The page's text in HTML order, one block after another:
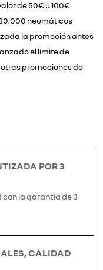
de 50€ u 100€
neumáticos
la promoción antes
el límite de
promociones de
POR 3
la garantía de 3
CALIDAD